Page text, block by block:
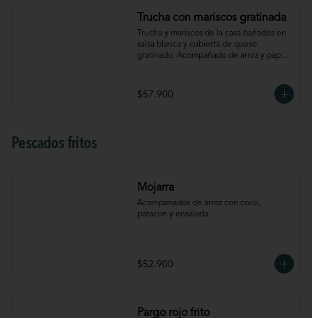
Trucha con mariscos gratinada
Trucha y mariscos de la casa bañados en
salsa blanca y cubierta de queso
gratinado. Acompañado de arroz y papá a
$57.900
Pescados fritos
Mojarra
Acompanados de arroz con coco,
patacon y ensalada.
$52.900
Pargo rojo frito